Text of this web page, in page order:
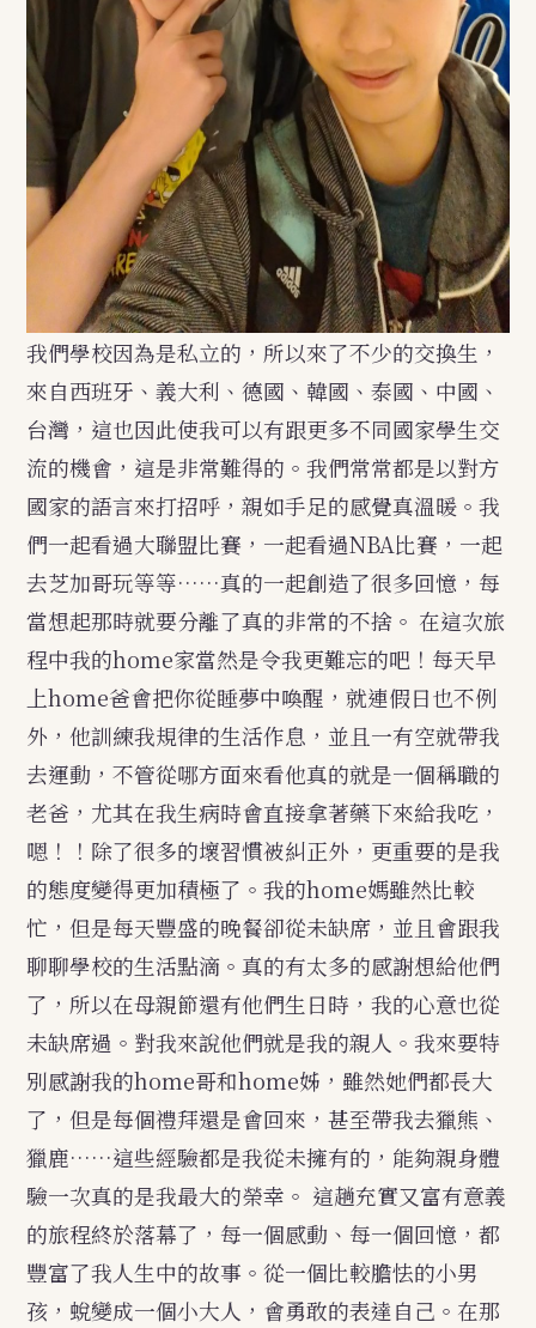
我們學校因為是私立的，所以來了不少的交換生，
來自西班牙、義大利、德國、韓國、泰國、中國、
台灣，這也因此使我可以有跟更多不同國家學生交
流的機會，這是非常難得的。我們常常都是以對方
國家的語言來打招呼，親如手足的感覺真溫暖。我
們一起看過大聯盟比賽，一起看過NBA比賽，一起
去芝加哥玩等等……真的一起創造了很多回憶，每
當想起那時就要分離了真的非常的不捨。 在這次旅
程中我的home家當然是令我更難忘的吧！每天早
上home爸會把你從睡夢中喚醒，就連假日也不例
外，他訓練我規律的生活作息，並且一有空就帶我
去運動，不管從哪方面來看他真的就是一個稱職的
老爸，尤其在我生病時會直接拿著藥下來給我吃，
嗯！！除了很多的壞習慣被糾正外，更重要的是我
的態度變得更加積極了。我的home媽雖然比較
忙，但是每天豐盛的晚餐卻從未缺席，並且會跟我
聊聊學校的生活點滴。真的有太多的感謝想給他們
了，所以在母親節還有他們生日時，我的心意也從
未缺席過。對我來說他們就是我的親人。我來要特
別感謝我的home哥和home姊，雖然她們都長大
了，但是每個禮拜還是會回來，甚至帶我去獵熊、
獵鹿……這些經驗都是我從未擁有的，能夠親身體
驗一次真的是我最大的榮幸。 這趟充實又富有意義
的旅程終於落幕了，每一個感動、每一個回憶，都
豐富了我人生中的故事。從一個比較膽怯的小男
孩，蛻變成一個小大人，會勇敢的表達自己。在那